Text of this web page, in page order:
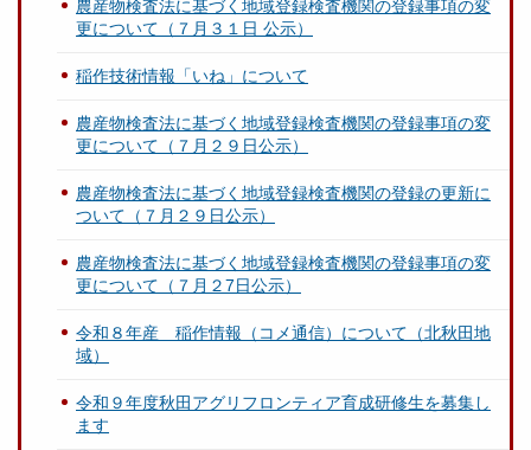
農産物検査法に基づく地域登録検査機関の登録事項の変
更について（７月３１日 公示）
稲作技術情報「いね」について
農産物検査法に基づく地域登録検査機関の登録事項の変
更について（７月２９日公示）
農産物検査法に基づく地域登録検査機関の登録の更新に
ついて（７月２９日公示）
農産物検査法に基づく地域登録検査機関の登録事項の変
更について（７月２7日公示）
令和８年産 稲作情報（コメ通信）について（北秋田地
域）
令和９年度秋田アグリフロンティア育成研修生を募集し
ます